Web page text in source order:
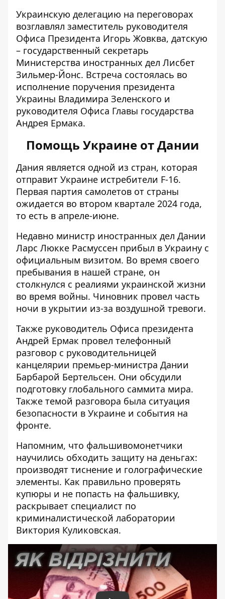
Украинскую делегацию на переговорах
возглавлял заместитель руководителя
Офиса Президента Игорь Жовква, датскую
– государственный секретарь
Министерства иностранных дел Лисбет
Зильмер-Йонс. Встреча состоялась во
исполнение поручения президента
Украины Владимира Зеленского и
руководителя Офиса Главы государства
Андрея Ермака.
Помощь Украине от Дании
Дания является одной из стран, которая
отправит Украине истребители F-16.
Первая партия самолетов от страны
ожидается во втором квартале 2024 года,
то есть в апреле-июне.
Недавно министр иностранных дел Дании
Ларс Люкке Расмуссен прибыл в Украину с
официальным визитом. Во время своего
пребывания в нашей стране, он
столкнулся с реалиями украинской жизни
во время войны. Чиновник провел часть
ночи в укрытии из-за воздушной тревоги.
Также руководитель Офиса президента
Андрей Ермак провел телефонный
разговор с руководительницей
канцелярии премьер-министра Дании
Барбарой Бертельсен. Они обсудили
подготовку глобального саммита мира.
Также темой разговора была ситуация
безопасности в Украине и события на
фронте.
Напомним, что фальшивомонетчики
научились обходить защиту на деньгах:
производят тиснение и голографические
элементы. Как правильно проверять
купюры и не попасть на фальшивку,
раскрывает специалист по
криминалистической лаборатории
Виктория Куликовская.